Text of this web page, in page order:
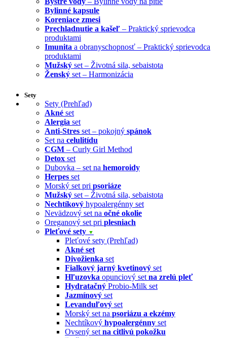
Bylinné kapsule
Koreniace zmesi
Prechladnutie a kašeľ – Praktický sprievodca
produktami
Imunita a obranyschopnosť – Praktický sprievodca
produktami
Mužský set – Životná sila, sebaistota
Ženský set – Harmonizácia
Sety
Sety (Prehľad)
Akné set
Alergia set
Anti-Stres set – pokojný spánok
Set na celulitídu
CGM – Curly Girl Method
Detox set
Dubovka – set na hemoroidy
Herpes set
Morský set pri psoriáze
Mužský set – Životná sila, sebaistota
Nechtíkový hypoalergénny set
Nevädzový set na očné okolie
Oreganový set pri plesniach
Pleťové sety ▼
Pleťové sety (Prehľad)
Akné set
Divožienka set
Fialkový jarný kvetinový set
Hľuzovka opunciový set na zrelú pleť
Hydratačný Probio-Milk set
Jazmínový set
Levanduľový set
Morský set na psoriázu a ekzémy
Nechtíkový hypoalergénny set
Ovsený set na citlivú pokožku